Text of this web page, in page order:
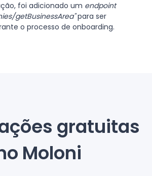
foi adicionado um endpoint
getBusinessArea"para ser
o processo de onboarding.
gratuitas
Moloni